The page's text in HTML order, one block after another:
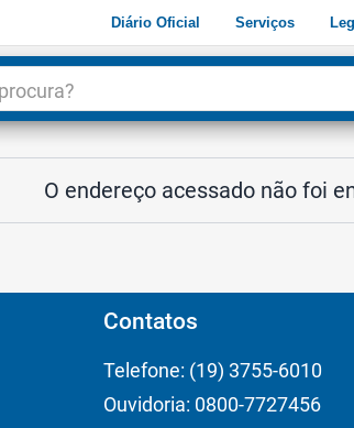
Diário Oficial Serviços
O endereço acessado não foi
Contatos
Telefone: (19) 3755-6010
Ouvidoria: 0800-7727456